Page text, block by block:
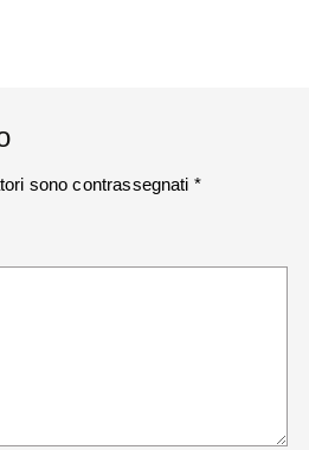
sono contrassegnati *